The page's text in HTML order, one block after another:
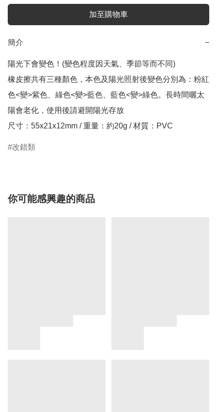
加至購物車
簡介 −
陽光下會變色！(變色程度因天氣、季節等而不同)
橡皮擦共有三種顏色，本色及陽光照射後變色分別為：粉紅
色<變>紫色、綠色<變>藍色、藍色<變>綠色。長時間曬太
陽會老化，使用後請避開陽光存放
改錯類
你可能感興趣的商品